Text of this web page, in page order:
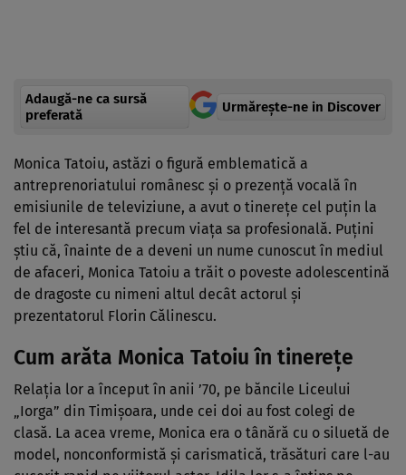
Adaugă-ne ca sursă
preferată
Urmărește-ne in Discover
Monica Tatoiu, astăzi o figură emblematică a
antreprenoriatului românesc și o prezență vocală în
emisiunile de televiziune, a avut o tinerețe cel puțin la
fel de interesantă precum viața sa profesională. Puțini
știu că, înainte de a deveni un nume cunoscut în mediul
de afaceri, Monica Tatoiu a trăit o poveste adolescentină
de dragoste cu nimeni altul decât actorul și
prezentatorul Florin Călinescu.
Cum arăta Monica Tatoiu în tinerețe
Relația lor a început în anii ’70, pe băncile Liceului
„Iorga” din Timișoara, unde cei doi au fost colegi de
clasă. La acea vreme, Monica era o tânără cu o siluetă de
model, nonconformistă și carismatică, trăsături care l-au